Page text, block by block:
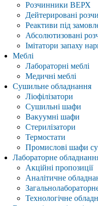
Розчинники ВЕРХ
Дейтерировані
Реактиви під
Абсолютизовані
Імітатори запаху
Меблі
Лабораторні меблі
Медичні меблі
Сушильне обладнання
Ліофілізатори
Сушильні шафи
Вакуумні шафи
Стерилізатори
Термостати
Промислові шафи
Лабораторне
Акційні пропозиції
Аналітичне
Технологічне